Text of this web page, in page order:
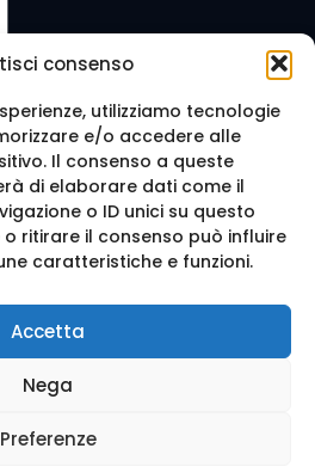
consenso
utilizziamo tecnologie
e/o accedere alle
Il consenso a queste
di elaborare dati come il
o ID unici su questo
ritirare il consenso può influire
caratteristiche e funzioni.
Accetta
Nega
Preferenze
- WEB REVOLUTION MILANO
All Rights Reserved.
Web Milano
ati